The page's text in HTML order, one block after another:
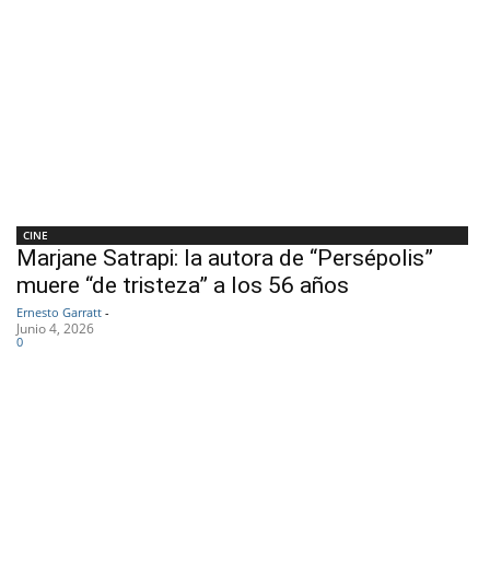
CINE
Marjane Satrapi: la autora de “Persépolis”
muere “de tristeza” a los 56 años
Ernesto Garratt -
Junio 4, 2026
0